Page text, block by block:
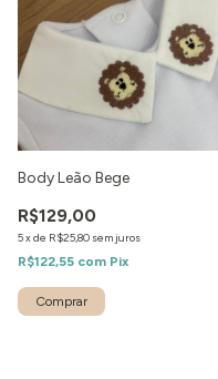
Body Leão Bege
R$129,00
5xde R$25,80 sem juros
R$122,55 com Pix